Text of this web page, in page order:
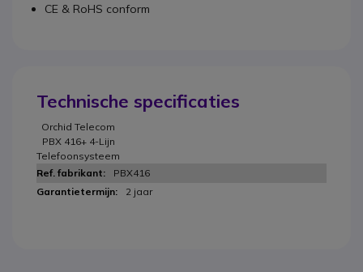
CE & RoHS conform
Technische specificaties
Orchid Telecom
PBX 416+ 4-Lijn
Telefoonsysteem
PBX416
2 jaar